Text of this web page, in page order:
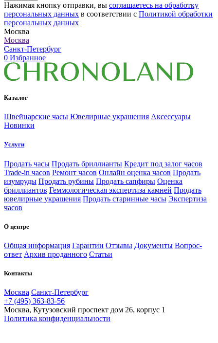
Нажимая кнопку отправки, вы соглашаетесь на обработку
персональных данных в соответствии с Политикой обработки
персональных данных
Москва
Москва
Санкт-Петербург
0 Избранное
Каталог
Швейцарские часы Ювелирные украшения Аксессуары
Новинки
Услуги
Продать часы Продать бриллианты Кредит под залог часов
Trade-in часов Ремонт часов Онлайн оценка часов Продать
изумруды Продать рубины Продать сапфиры Оценка
бриллиантов Геммологическая экспертиза камней Продать
ювелирные украшения Продать старинные часы Экспертиза
часов
О центре
Общая информация Гарантии Отзывы Документы Вопрос-
ответ Архив проданного Статьи
Контакты
Москва Санкт-Петербург
+7 (495) 363-83-56
Москва, Кутузовский проспект дом 26, корпус 1
Политика конфиденциальности